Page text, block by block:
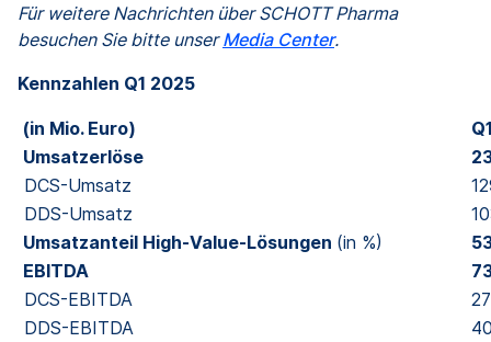
Für weitere Nachrichten über SCHOTT Pharma
besuchen Sie bitte unserMedia Center.
Kennzahlen Q1 2025
(in Mio. Euro)
Umsatzerlöse
DCS-Umsatz
DDS-Umsatz
Umsatzanteil High-Value-Lösungen (in %)
EBITDA
DCS-EBITDA
27
DDS-EBITDA